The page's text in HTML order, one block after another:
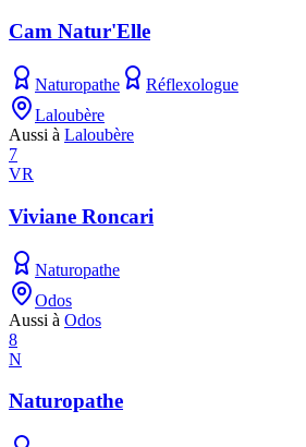
Cam Natur'Elle
Naturopathe
Réflexologue
Laloubère
Aussi à Laloubère
7
VR
Viviane Roncari
Naturopathe
Odos
Aussi à Odos
8
N
Naturopathe